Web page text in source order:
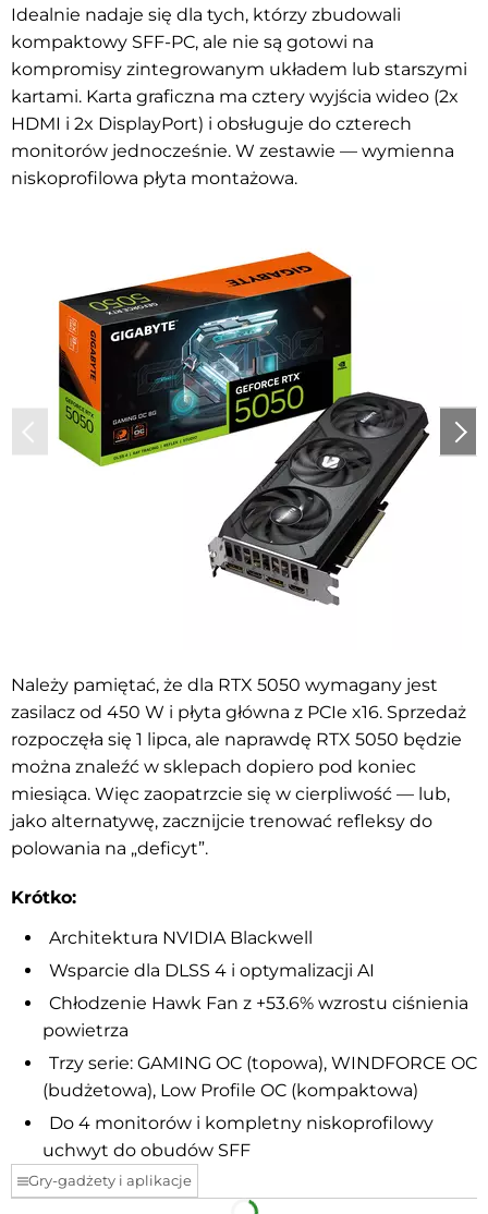
Idealnie nadaje się dla tych, którzy zbudowali
kompaktowy SFF-PC, ale nie są gotowi na
kompromisy zintegrowanym układem lub starszymi
kartami. Karta graficzna ma cztery wyjścia wideo (2x
HDMI i 2x DisplayPort) i obsługuje do czterech
monitorów jednocześnie. W zestawie — wymienna
niskoprofilowa płyta montażowa.
Należy pamiętać, że dla RTX 5050 wymagany jest
zasilacz od 450 W i płyta główna z PCIe x16. Sprzedaż
rozpoczęła się 1 lipca, ale naprawdę RTX 5050 będzie
można znaleźć w sklepach dopiero pod koniec
miesiąca. Więc zaopatrzcie się w cierpliwość — lub,
jako alternatywę, zacznijcie trenować refleksy do
polowania na „deficyt”.
Krótko:
Architektura NVIDIA Blackwell
Wsparcie dla DLSS 4 i optymalizacji AI
Chłodzenie Hawk Fan z +53.6% wzrostu ciśnienia
powietrza
Trzy serie: GAMING OC (topowa), WINDFORCE OC
(budżetowa), Low Profile OC (kompaktowa)
Do 4 monitorów i kompletny niskoprofilowy
uchwyt do obudów SFF
Gry-gadżety i aplikacje
Facebook Telegram